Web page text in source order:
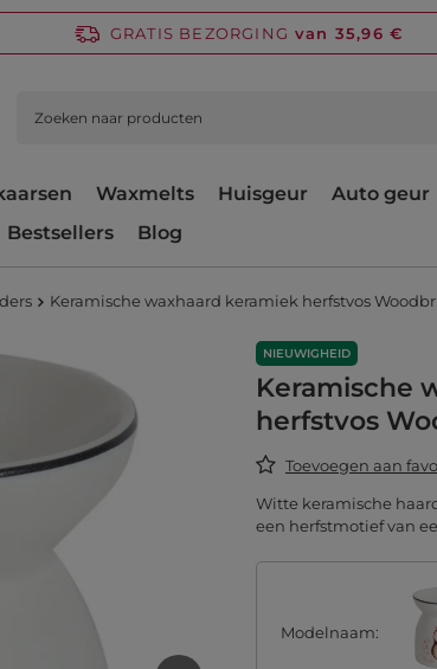
GRATIS BEZORGING van 35,96 €
Waxmelts Huisgeur Auto geur
Bestsellers Blog
Keramische waxhaard keramiek herfstvos
NIEUWIGHEID
Keramische
herfstvos
Toevoegen aan
Witte keramische
een herfstmotief van
Modelnaam